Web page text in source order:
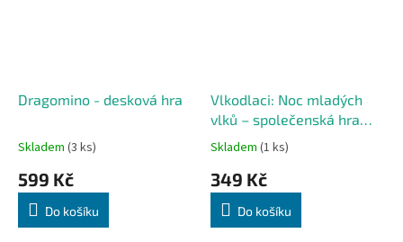
Dragomino - desková hra
Skladem (3 ks)
599 Kč
Do košíku
Vlkodlaci: Noc mladých
vlků – společenská hra
plná napětí
Skladem (1 ks)
349 Kč
Do košíku